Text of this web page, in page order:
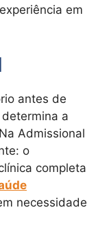
em
antes de
a
Admissional
o
completa
necessidade